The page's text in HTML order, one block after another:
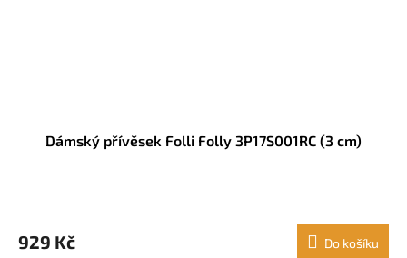
Dámský přívěsek Folli Folly 3P17S001RC (3 cm)
929 Kč Do košíku